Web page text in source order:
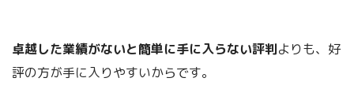
卓越した業績がないと簡単に手に入らない評判よりも、好
評の方が手に入りやすいからです。